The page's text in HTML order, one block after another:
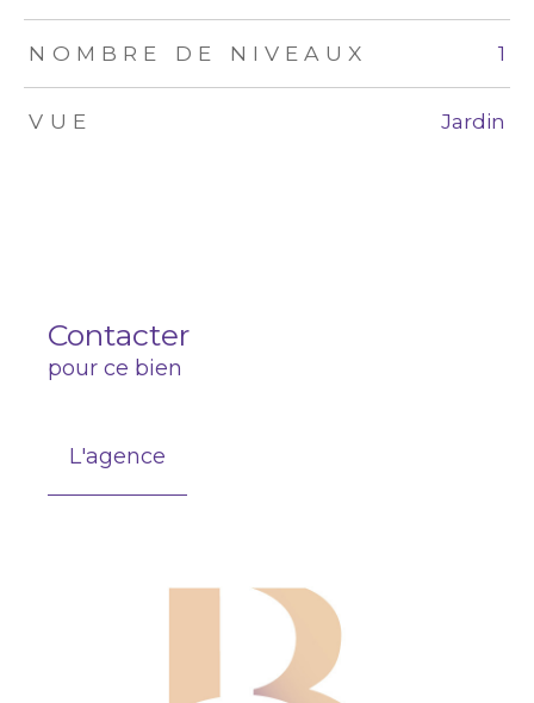
NOMBRE DE NIVEAUX 1
VUE Jardin
Contacter
pour ce bien
L'agence